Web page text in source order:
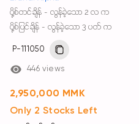
ပို့စ်တင်ချိန် - လွန်ခဲ့သော 2 လ က
ပို့စ်ပြင်ချိန် - လွန်ခဲ့သော 3 ပတ် က
P-111050
446 views
2,950,000 MMK
Only 2 Stocks Left